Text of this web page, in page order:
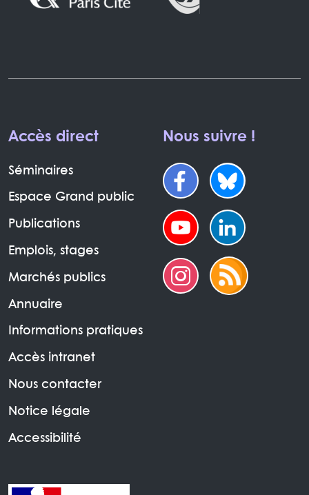
Accès direct
Séminaires
Espace Grand public
Publications
Emplois, stages
Marchés publics
Annuaire
Informations pratiques
Accès intranet
Nous contacter
Notice légale
Accessibilité
Nous suivre !